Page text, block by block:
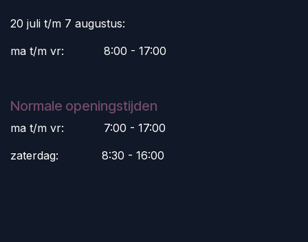
20 juli t/m 7 augustus:
ma t/m vr:
​8:00 - 17:00
Normale openingstijden
ma t/m vr:
​7:00 - 17:00
zaterdag:
​8:30 - 16:00